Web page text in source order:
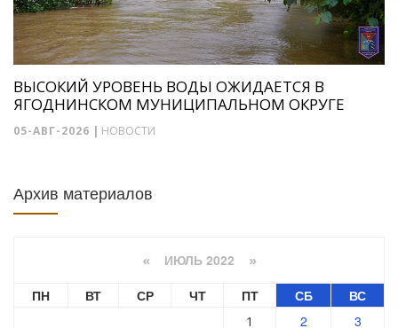
ВЫСОКИЙ УРОВЕНЬ ВОДЫ ОЖИДАЕТСЯ В
ЯГОДНИНСКОМ МУНИЦИПАЛЬНОМ ОКРУГЕ
05-АВГ-2026 | НОВОСТИ
Архив материалов
« ИЮЛЬ 2022 »
ПН ВТ СР ЧТ ПТ СБ ВС
1 2 3